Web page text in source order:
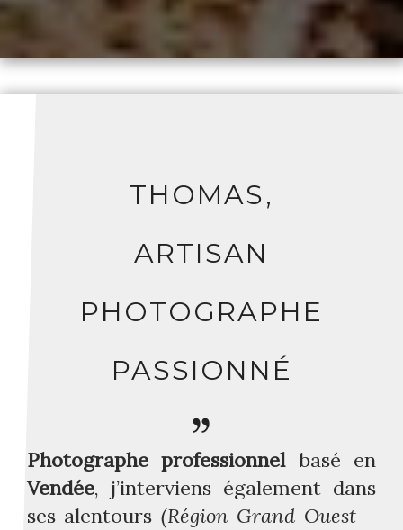
THOMAS,
ARTISAN
PHOTOGRAPHE
PASSIONNÉ
Photographe professionnelbasé en
Vendée, j’interviens également dans
ses alentours (Région Grand Ouest –